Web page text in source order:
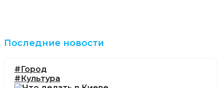
Последние новости
#Город
#Культура